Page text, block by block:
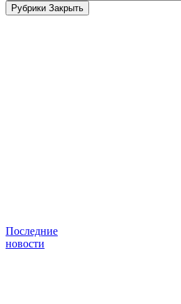
Рубрики Закрыть
Последние
новости